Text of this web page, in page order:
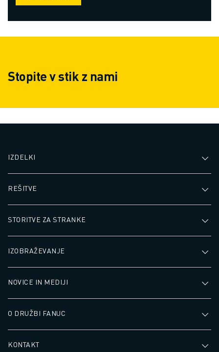
Stopite v stik z nami
IZDELKI
REŠITVE
STORITVE ZA STRANKE
IZOBRAŽEVANJE
NOVICE IN MEDIJI
O DRUŽBI FANUC
KONTAKT